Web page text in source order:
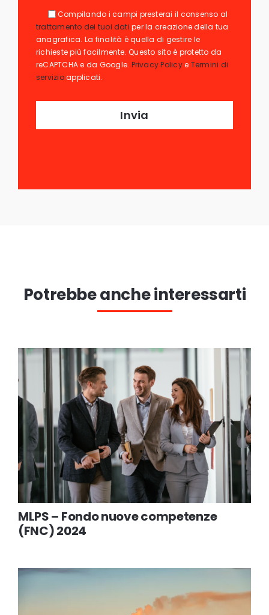
Compilando i campi presterai il consenso al
trattamento dei tuoi dati per la creazione della tua
anagrafica. La finalità è quella di gestire le
richieste più facilmente. Questo sito è protetto da
reCAPTCHA e da Google. Privacy Policye Termini di
servizioapplicati.
Potrebbe anche interessarti
MLPS – Fondo nuove competenze
(FNC) 2024